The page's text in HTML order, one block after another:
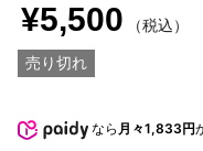
¥5,500 （税込）
売り切れ
なら 月々1,833円